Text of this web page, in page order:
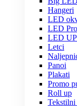
Hangeri
LED
LED
LED UP
Letci
Panoi
Plakati
Promo
Roll up